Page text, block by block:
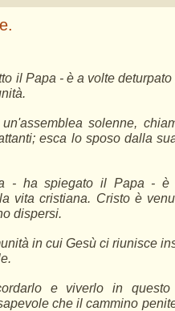
il Papa - è a volte
solenne,
esca lo sposo dalla
- ha spiegato il Papa - è
vita cristiana. Cristo è
dispersi.
in cui Gesù ci riunisce
e viverlo in questo
che il cammino